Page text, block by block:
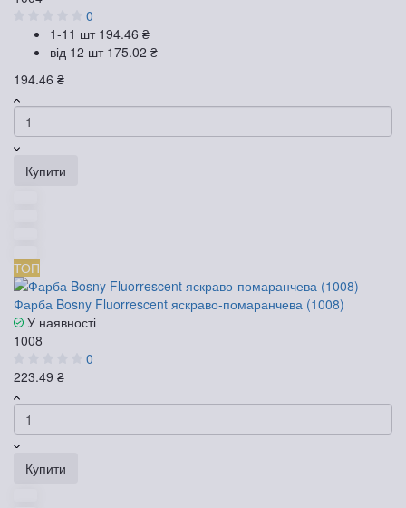
0
1-11 шт 194.46 ₴
від 12 шт 175.02 ₴
194.46 ₴
Купити
ТОП
Фарба Bosny Fluorrescent яскраво-помаранчева (1008)
У наявності
1008
0
223.49 ₴
Купити